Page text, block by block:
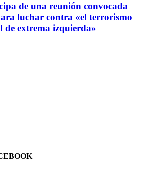
de una reunión convocada
luchar contra «el terrorismo
de extrema izquierda»